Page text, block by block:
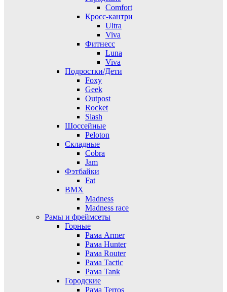
Comfort
Кросс-кантри
Ultra
Viva
Фитнесс
Luna
Viva
Подростки/Дети
Foxy
Geek
Outpost
Rocket
Slash
Шоссейные
Peloton
Складные
Cobra
Jam
Фэтбайки
Fat
BMX
Madness
Madness race
Рамы и фреймсеты
Горные
Рама Armer
Рама Hunter
Рама Router
Рама Tactic
Рама Tank
Городские
Рама Terros